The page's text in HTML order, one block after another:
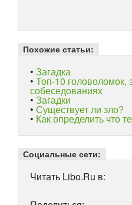
Похожие статьи:
• Загадка
• Топ-10 головоломок,
собеседованиях
• Загадки
• Существует ли зло?
• Как определить что
Социальные сети:
Читать Libo.Ru в: